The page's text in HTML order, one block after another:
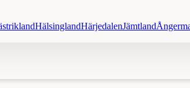
HälsinglandHärjedalenJämtland